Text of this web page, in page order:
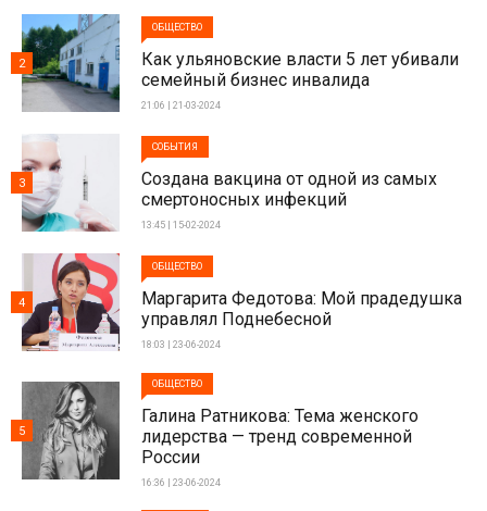
ОБЩЕСТВО
Как ульяновские власти 5 лет убивали
семейный бизнес инвалида
21:06 | 21-03-2024
2
СОБЫТИЯ
Создана вакцина от одной из самых
смертоносных инфекций
13:45 | 15-02-2024
3
ОБЩЕСТВО
Маргарита Федотова: Мой прадедушка
управлял Поднебесной
18:03 | 23-06-2024
4
ОБЩЕСТВО
Галина Ратникова: Тема женского
лидерства — тренд современной
России
16:36 | 23-06-2024
5